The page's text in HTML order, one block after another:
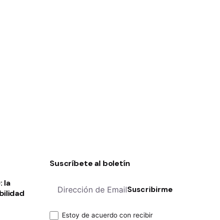
la
Suscríbete al boletín
Suscribirme
Estoy de acuerdo con recibir